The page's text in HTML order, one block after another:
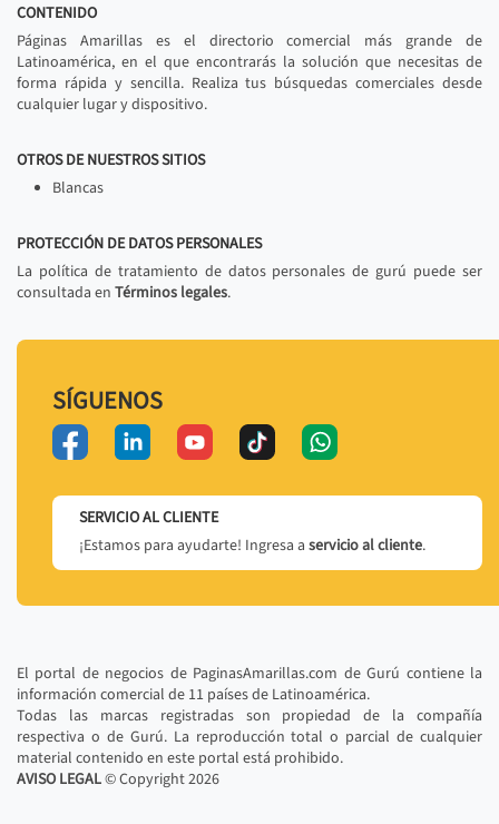
CONTENIDO
Páginas Amarillas es el directorio comercial más grande de
Latinoamérica, en el que encontrarás la solución que necesitas de
forma rápida y sencilla. Realiza tus búsquedas comerciales desde
cualquier lugar y dispositivo.
OTROS DE NUESTROS SITIOS
Blancas
PROTECCIÓN DE DATOS PERSONALES
La política de tratamiento de datos personales de gurú puede ser
consultada en Términos legales.
SÍGUENOS
SERVICIO AL CLIENTE
¡Estamos para ayudarte! Ingresa a servicio al cliente.
El portal de negocios de PaginasAmarillas.com de Gurú contiene la
información comercial de 11 países de Latinoamérica.
Todas las marcas registradas son propiedad de la compañía
respectiva o de Gurú. La reproducción total o parcial de cualquier
material contenido en este portal está prohibido.
AVISO LEGAL© Copyright2026